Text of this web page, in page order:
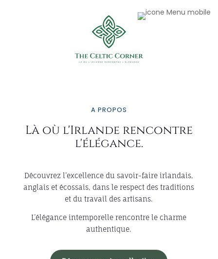
A PROPOS
Là où l'Irlande rencontre
l'élégance.
Découvrez l’excellence du savoir-faire irlandais,
anglais et écossais, dans le respect des traditions
et du travail des artisans.
L’élégance intemporelle rencontre le charme
authentique.